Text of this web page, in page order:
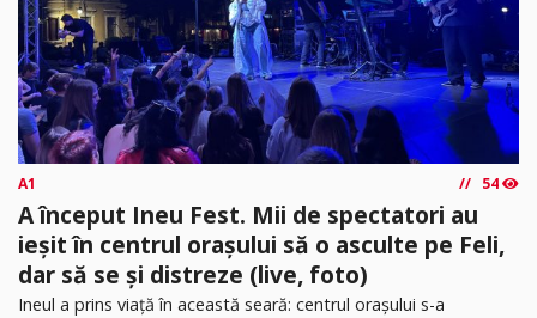
A1 54
A început Ineu Fest. Mii de spectatori au
ieșit în centrul orașului să o asculte pe Feli,
dar să se și distreze (live, foto)
Ineul a prins viață în această seară: centrul orașului s-a